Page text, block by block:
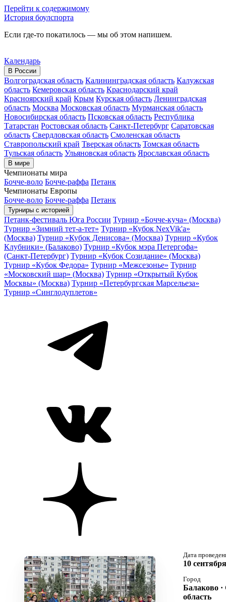
Перейти к содержимому
История боулспорта
Если где-то покатилось — мы об этом напишем.
Календарь
В России
Волгоградская область Калининградская область Калужская
область Кемеровская область Краснодарский край
Красноярский край Крым Курская область Ленинградская
область Москва Московская область Мурманская область
Новосибирская область Псковская область Республика
Татарстан Ростовская область Санкт-Петербург Саратовская
область Свердловская область Смоленская область
Ставропольский край Тверская область Томская область
Тульская область Ульяновская область Ярославская область
В мире
Чемпионаты мира
Бочче-воло Бочче-раффа Петанк
Чемпионаты Европы
Бочче-воло Бочче-раффа Петанк
Турниры с историей
Петанк-фестиваль Юга России Турнир «Бочче-куча» (Москва)
Турнир «Зимний тет-а-тет» Турнир «Кубок NexVik'a»
(Москва) Турнир «Кубок Денисова» (Москва) Турнир «Кубок
Клубники» (Балаково) Турнир «Кубок мэра Петергофа»
(Санкт-Петербург) Турнир «Кубок Созидание» (Москва)
Турнир «Кубок Федора» Турнир «Межсезонье» Турнир
«Московский шар» (Москва) Турнир «Открытый Кубок
Москвы» (Москва) Турнир «Петербургская Марсельеза»
Турнир «Синглодуплетов»
Дата
10
Город
Балаково ·
область